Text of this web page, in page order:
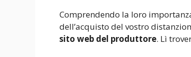
Comprendendo la loro
dell’acquisto del vostro
sito web del produttore. Lì